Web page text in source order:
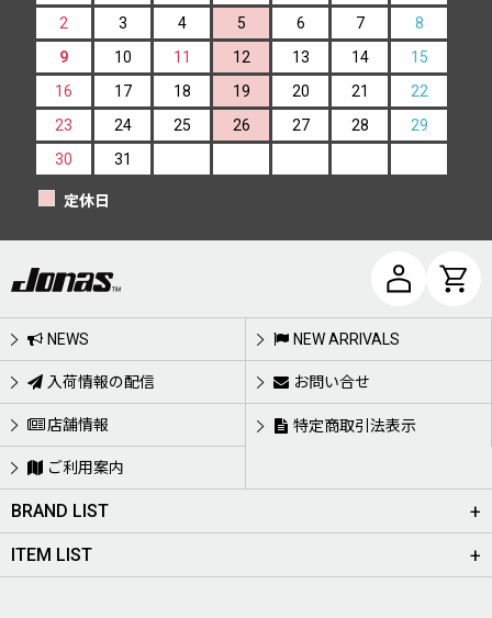
2
3 4 5 6 7
8
9
10 11 12 13 14
15
16
17 18 19 20 21
22
23
24 25 26 27 28
29
30
31
定休日
NEWS NEW ARRIVALS
入荷情報の配信 お問い合せ
店舗情報 特定商取引法表示
ご利用案内
BRAND LIST
ITEM LIST